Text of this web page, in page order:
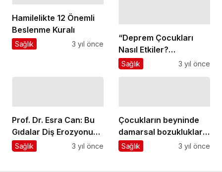
Hamilelikte 12 Önemli
Beslenme Kuralı
Sağlık 3 yıl önce
“Deprem Çocukları
Nasıl Etkiler?
Çocuklara Deprem
Sağlık 3 yıl önce
Prof. Dr. Esra Can: Bu
Gıdalar Diş Erozyonunu
37 Kat Arttırıyor
Sağlık 3 yıl önce
Çocukların beyninde
damarsal bozukluklara
rastlanır mı?
Sağlık 3 yıl önce